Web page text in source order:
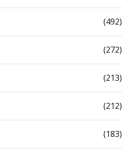
(492)
(272)
(213)
(212)
(183)